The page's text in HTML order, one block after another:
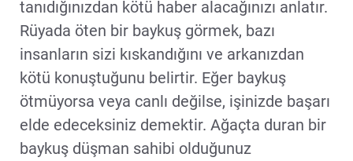
tanıdığınızdan kötü haber alacağınızı anlatır.
Rüyada öten bir baykuş görmek, bazı
insanların sizi kıskandığını ve arkanızdan
kötü konuştuğunu belirtir. Eğer baykuş
ötmüyorsa veya canlı değilse, işinizde başarı
elde edeceksiniz demektir. Ağaçta duran bir
baykuş düşman sahibi olduğunuz